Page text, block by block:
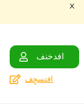
x
افدخنف
افتسجٍف